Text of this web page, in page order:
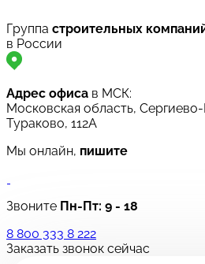
Группа строительных
в России
Адрес офиса в МСК:
Московская область,
Тураково, 112А
Мы онлайн, пишите
Звоните Пн-Пт: 9 - 18
8 800 333 8 222
Заказать звонок сейчас